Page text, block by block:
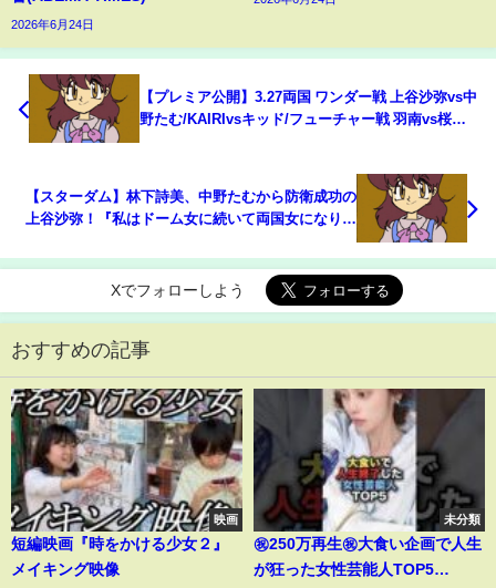
2026年6月24日
【プレミア公開】3.27両国 ワンダー戦 上谷沙弥vs中
野たむ/KAIRIvsキッド/フューチャー戦 羽南vs桜井/
【スターダム】林下詩美、中野たむから防衛成功の
上谷沙弥！『私はドーム女に続いて両国女になりま
る！』-3.27両国国技館大会-【STARDOM】
Xでフォローしよう
おすすめの記事
映画
短編映画『時をかける少女２』
メイキング映像
未分類
㊗️250万再生㊗️大食い企画で人生
が狂った女性芸能人TOP5